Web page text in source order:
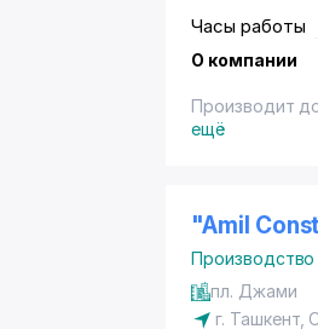
Часы работы
О компании
Производит
ещё
"Amil
пл. Джами
г. Ташкент,